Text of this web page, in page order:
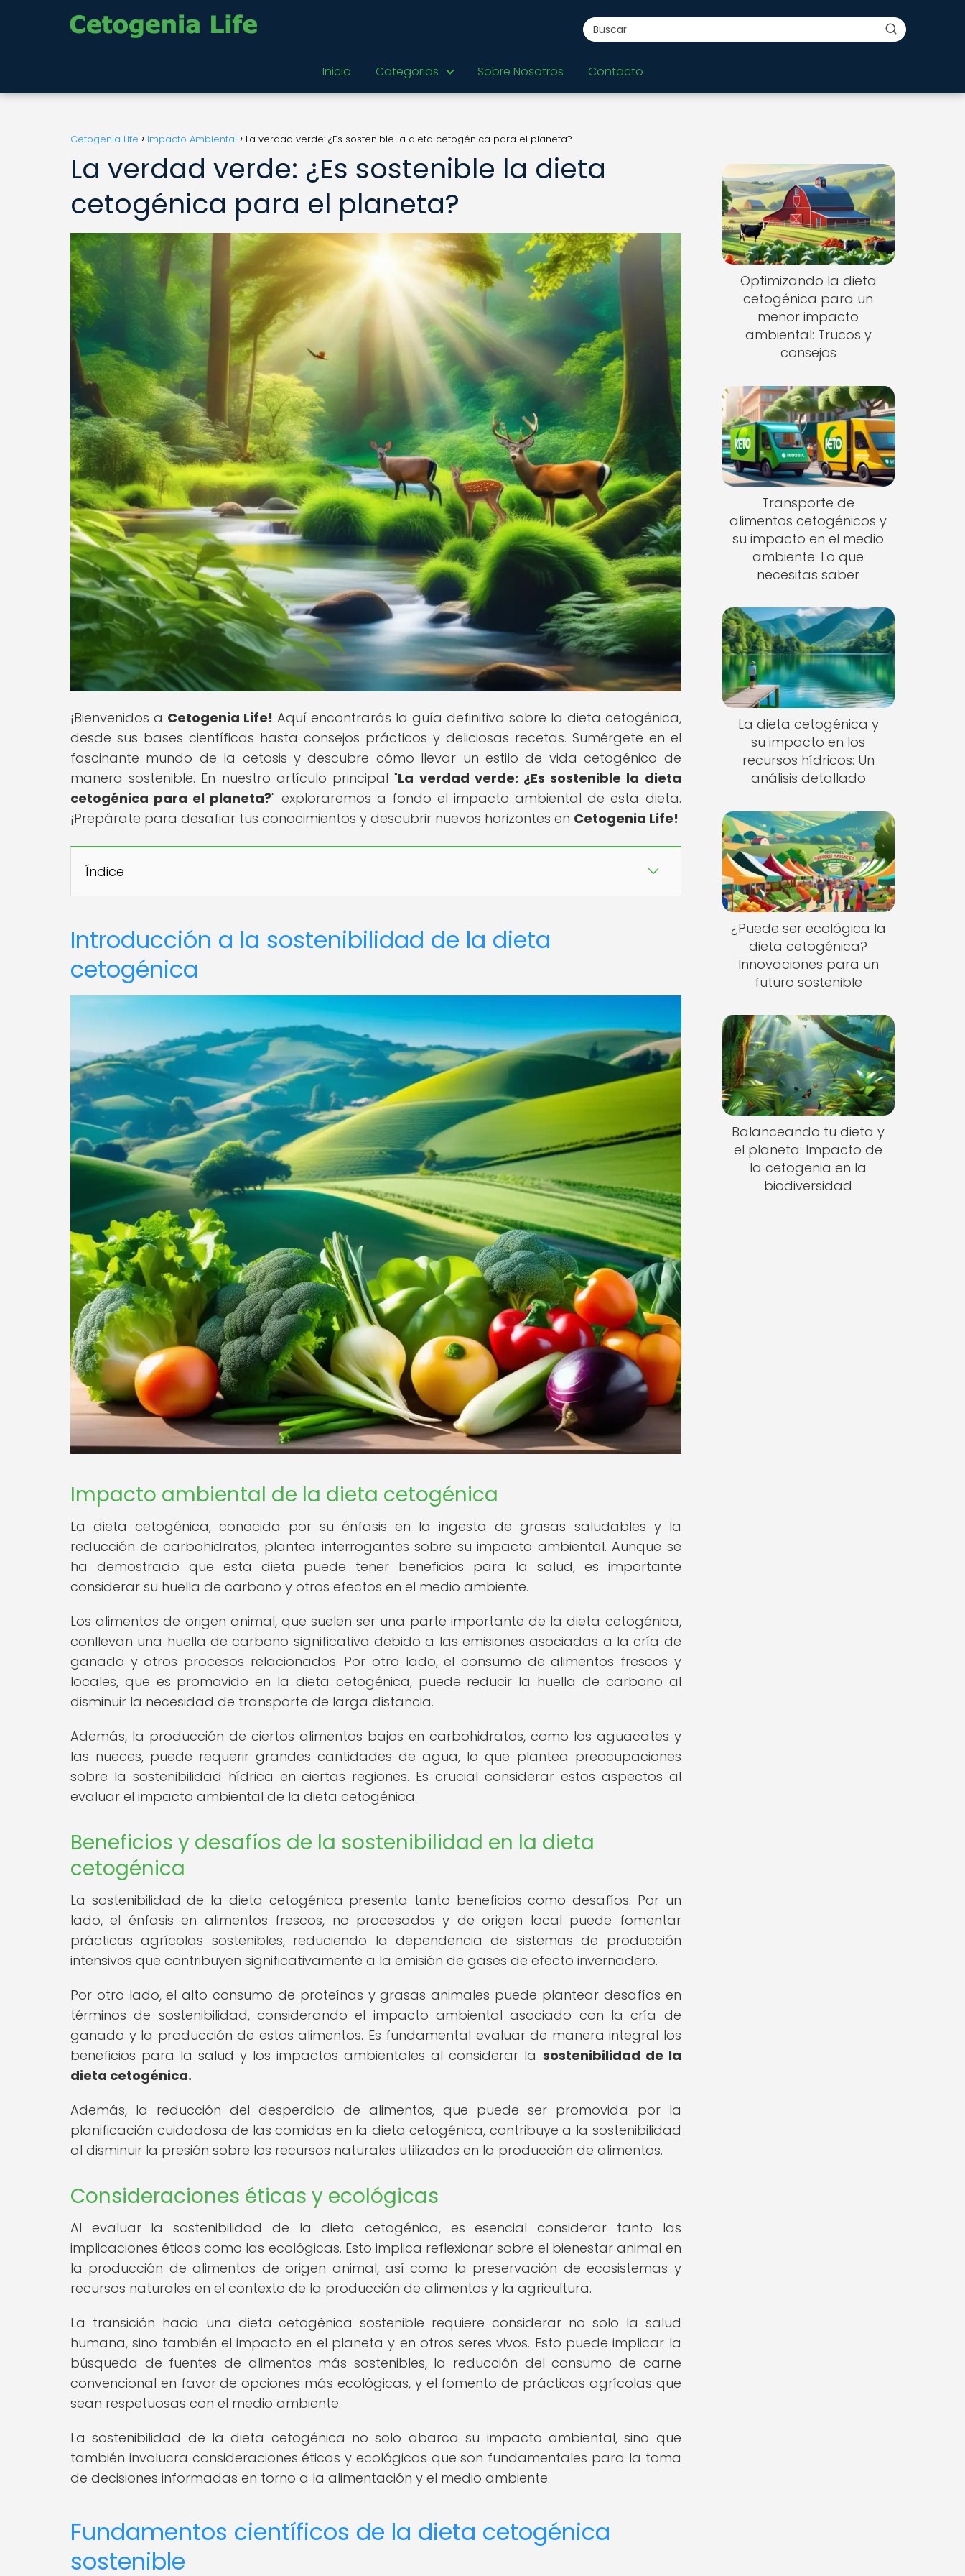
Inicio Categorias Sobre Nosotros Contacto
Cetogenia Life Impacto Ambiental La verdad verde: ¿Es sostenible la dieta cetogénica para el planeta?
La verdad verde: ¿Es sostenible la dieta
cetogénica para el planeta?
¡Bienvenidos a Cetogenia Life! Aquí encontrarás la guía definitiva sobre la dieta cetogénica,
desde sus bases científicas hasta consejos prácticos y deliciosas recetas. Sumérgete en el
fascinante mundo de la cetosis y descubre cómo llevar un estilo de vida cetogénico de
manera sostenible. En nuestro artículo principal "La verdad verde: ¿Es sostenible la dieta
cetogénica para el planeta?" exploraremos a fondo el impacto ambiental de esta dieta.
¡Prepárate para desafiar tus conocimientos y descubrir nuevos horizontes en Cetogenia Life!
Índice
Introducción a la sostenibilidad de la dieta
cetogénica
Impacto ambiental de la dieta cetogénica
La dieta cetogénica, conocida por su énfasis en la ingesta de grasas saludables y la
reducción de carbohidratos, plantea interrogantes sobre su impacto ambiental. Aunque se
ha demostrado que esta dieta puede tener beneficios para la salud, es importante
considerar su huella de carbono y otros efectos en el medio ambiente.
Los alimentos de origen animal, que suelen ser una parte importante de la dieta cetogénica,
conllevan una huella de carbono significativa debido a las emisiones asociadas a la cría de
ganado y otros procesos relacionados. Por otro lado, el consumo de alimentos frescos y
locales, que es promovido en la dieta cetogénica, puede reducir la huella de carbono al
disminuir la necesidad de transporte de larga distancia.
Además, la producción de ciertos alimentos bajos en carbohidratos, como los aguacates y
las nueces, puede requerir grandes cantidades de agua, lo que plantea preocupaciones
sobre la sostenibilidad hídrica en ciertas regiones. Es crucial considerar estos aspectos al
evaluar el impacto ambiental de la dieta cetogénica.
Beneficios y desafíos de la sostenibilidad en la dieta
cetogénica
La sostenibilidad de la dieta cetogénica presenta tanto beneficios como desafíos. Por un
lado, el énfasis en alimentos frescos, no procesados y de origen local puede fomentar
prácticas agrícolas sostenibles, reduciendo la dependencia de sistemas de producción
intensivos que contribuyen significativamente a la emisión de gases de efecto invernadero.
Por otro lado, el alto consumo de proteínas y grasas animales puede plantear desafíos en
términos de sostenibilidad, considerando el impacto ambiental asociado con la cría de
ganado y la producción de estos alimentos. Es fundamental evaluar de manera integral los
beneficios para la salud y los impactos ambientales al considerar la sostenibilidad de la
dieta cetogénica.
Además, la reducción del desperdicio de alimentos, que puede ser promovida por la
planificación cuidadosa de las comidas en la dieta cetogénica, contribuye a la sostenibilidad
al disminuir la presión sobre los recursos naturales utilizados en la producción de alimentos.
Consideraciones éticas y ecológicas
Al evaluar la sostenibilidad de la dieta cetogénica, es esencial considerar tanto las
implicaciones éticas como las ecológicas. Esto implica reflexionar sobre el bienestar animal en
la producción de alimentos de origen animal, así como la preservación de ecosistemas y
recursos naturales en el contexto de la producción de alimentos y la agricultura.
La transición hacia una dieta cetogénica sostenible requiere considerar no solo la salud
humana, sino también el impacto en el planeta y en otros seres vivos. Esto puede implicar la
búsqueda de fuentes de alimentos más sostenibles, la reducción del consumo de carne
convencional en favor de opciones más ecológicas, y el fomento de prácticas agrícolas que
sean respetuosas con el medio ambiente.
La sostenibilidad de la dieta cetogénica no solo abarca su impacto ambiental, sino que
también involucra consideraciones éticas y ecológicas que son fundamentales para la toma
de decisiones informadas en torno a la alimentación y el medio ambiente.
Fundamentos científicos de la dieta cetogénica
sostenible
Optimizando la dieta
cetogénica para un
menor impacto
ambiental: Trucos y
consejos
Transporte de
alimentos cetogénicos y
su impacto en el medio
ambiente: Lo que
necesitas saber
La dieta cetogénica y
su impacto en los
recursos hídricos: Un
análisis detallado
¿Puede ser ecológica la
dieta cetogénica?
Innovaciones para un
futuro sostenible
Balanceando tu dieta y
el planeta: Impacto de
la cetogenia en la
biodiversidad